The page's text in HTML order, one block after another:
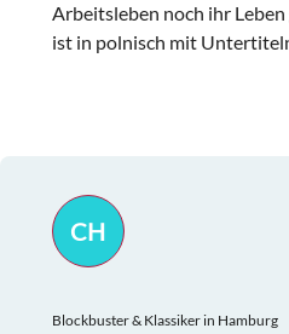
Arbeitsleben noch ihr
ist in polnisch mit
CH
Blockbuster & Klassiker in Hamburg